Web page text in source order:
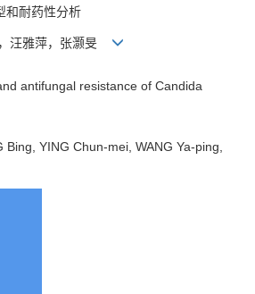
和耐药性分析
汪雅萍，张灏旻
antifungal resistance of Candida
YING Chun-mei, WANG Ya-ping,